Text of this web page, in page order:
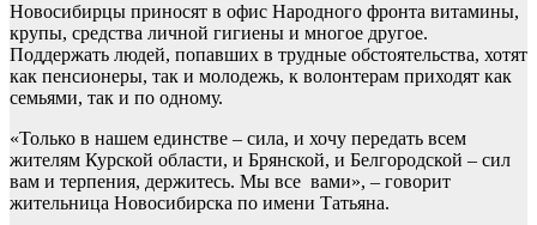
Новосибирцы приносят в офис Народного фронта витамины,
крупы, средства личной гигиены и многое другое.
Поддержать людей, попавших в трудные обстоятельства, хотят
как пенсионеры, так и молодежь, к волонтерам приходят как
семьями, так и по одному.
«Только в нашем единстве – сила, и хочу передать всем
жителям Курской области, и Брянской, и Белгородской – сил
вам и терпения, держитесь. Мы все вами», – говорит
жительница Новосибирска по имени Татьяна.